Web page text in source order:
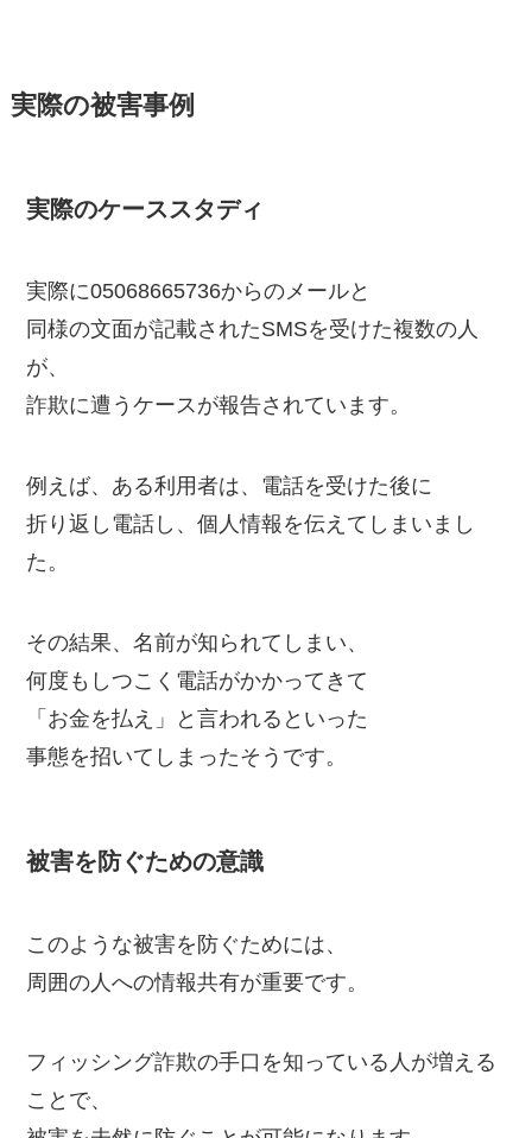
実際の被害事例
実際のケーススタディ
実際に05068665736からのメールと
同様の文面が記載されたSMSを受けた複数の人
が、
詐欺に遭うケースが報告されています。
例えば、ある利用者は、電話を受けた後に
折り返し電話し、個人情報を伝えてしまいまし
た。
その結果、名前が知られてしまい、
何度もしつこく電話がかかってきて
「お金を払え」と言われるといった
事態を招いてしまったそうです。
被害を防ぐための意識
このような被害を防ぐためには、
周囲の人への情報共有が重要です。
フィッシング詐欺の手口を知っている人が増える
ことで、